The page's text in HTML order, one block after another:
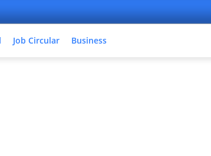
Job Circular Business